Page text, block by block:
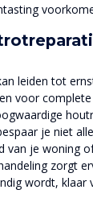
leiden tot
voor
je niet
van je woning
zorgt
wordt, klaar